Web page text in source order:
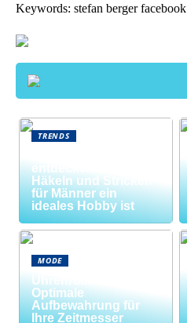
Keywords: stefan berger facebook
TRENDS
entdecken: Warum
Häkeln und Stricken
für Männer ein
ideales Hobby ist
MODE
Uhrenrolle: Die
Optimale
Aufbewahrung für
Ihre Zeitmesser